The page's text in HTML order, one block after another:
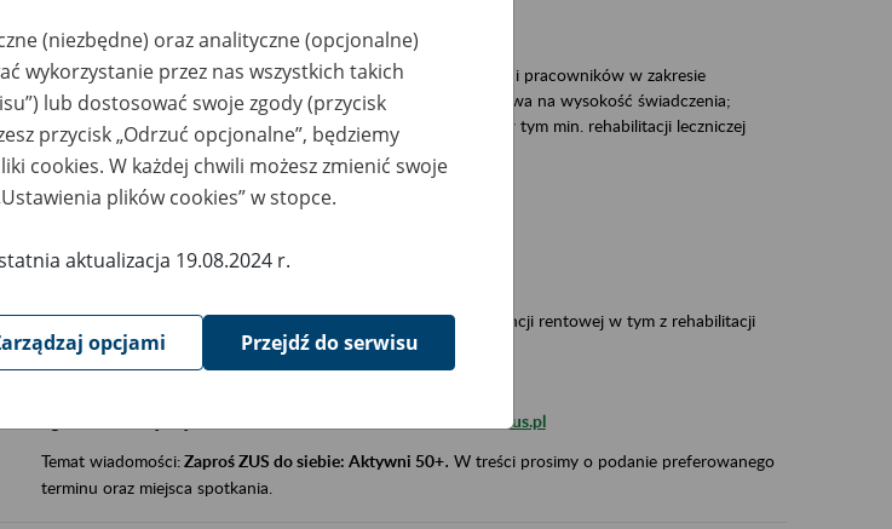
Aktywni 50+to współpraca ZUS z organizacjami pracodawców i pracowników w zakresie
edukowania nt. systemu emerytalnego w Polsce – tego co wpływa na wysokość świadczenia;
działań z obszaru prewencji wypadkowej i prewencji rentowej w tym min. rehabilitacji leczniczej
realizowanej przez ZUS.
W ramach inicjatywy Aktywni 50+, ZUS edukuje:
jak zwiększyć emeryturę,
jak skorzystać z programów prewencji wypadkowej i prewencji rentowej w tym z rehabilitacji
leczniczej prowadzonej przez ZUS.
zus.szkolenia.czewa@zus.pl
Temat wiadomości:Zaproś ZUS do siebie: Aktywni 50+. W treści prosimy o podanie preferowanego
terminu oraz miejsca spotkania.
(niezbędne) oraz analityczne (opcjonalne)
wykorzystanie przez nas wszystkich takich
lub dostosować swoje zgody (przycisk
przycisk „Odrzuć opcjonalne”, będziemy
cookies. W każdej chwili możesz zmienić swoje
plików cookies” w stopce.
aktualizacja 19.08.2024 r.
opcjami Przejdź do serwisu